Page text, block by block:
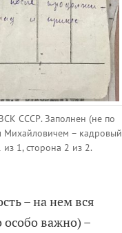
СССР. Заполнен (не по
– кадровый
1, сторона 2 из 2.
– на нем вся
особо важно) –